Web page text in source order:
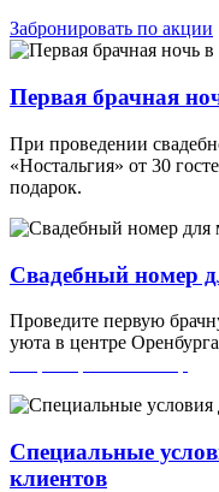
Забронировать по акции
Первая брачная
При проведении
«Ностальгия» от 30
подарок.
Свадебный номер
Проведите первую
уюта в центре
Специальные
клиентов